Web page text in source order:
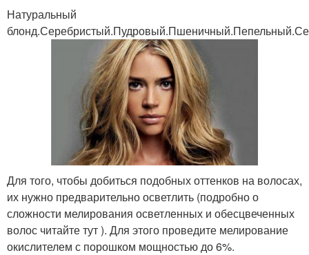
Натуральный
Для того, чтобы добиться подобных оттенков на волосах,
их нужно предварительно осветлить (подробно о
сложности мелирования осветленных и обесцвеченных
волос читайте тут ). Для этого проведите мелирование
окислителем с порошком мощностью до 6%.